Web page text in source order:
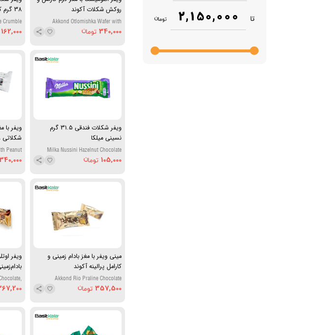
روکش شکلات آکوند
Akkond Otlomishka Wafer with
Caramel Filling and Chocolate Coating
340,000
38 گرم کیت کت نستله
Crumble
Bar 38g
162,000
ویفر شکلات فندقی 31.5 گرم
نسینی میلکا
Milka Nussini Hazelnut Chocolate
Wafer 31.5g
105,000
ویفر با
شکلاتی
Peanut
Glaze
مینی ویفر با مغز بادام زمینی و
کارامل پرالینه آکوند
Akkond Rio Praline Chocolate
357,500
ویفر
کارامل
cover
تا 2,150,000